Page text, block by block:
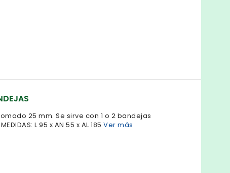
25 mm. Se sirve con 1 o 2 bandejas
L 95 x AN 55 x AL 185Ver más